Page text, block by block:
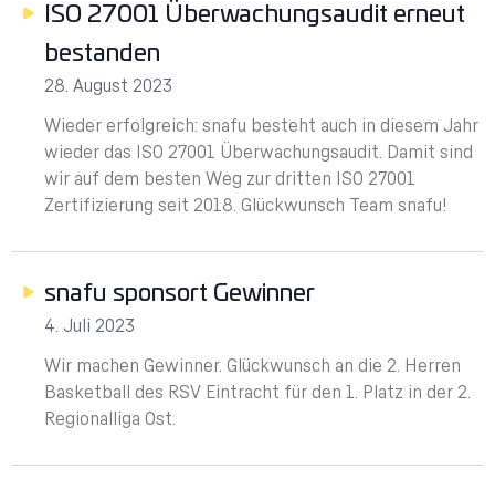
ISO 27001 Überwachungsaudit erneut
bestanden
28. August 2023
Wieder erfolgreich: snafu besteht auch in diesem Jahr
wieder das ISO 27001 Überwachungsaudit. Damit sind
wir auf dem besten Weg zur dritten ISO 27001
Zertifizierung seit 2018. Glückwunsch Team snafu!
snafu sponsort Gewinner
4. Juli 2023
Wir machen Gewinner. Glückwunsch an die 2. Herren
Basketball des RSV Eintracht für den 1. Platz in der 2.
Regionalliga Ost.